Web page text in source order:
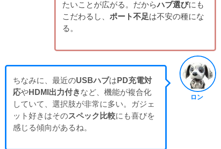
たいことが広がる。だからハブ選びにも
こだわるし、 ポート不足は不安の種にな
る。
ロン
ちなみに、最近のUSBハブは PD充電対
応やHDMI出力付きなど、機能が複合化
していて、選択肢が非常に多い。ガジェ
ット好きはそのスペック比較にも喜びを
感じる傾向があるね。